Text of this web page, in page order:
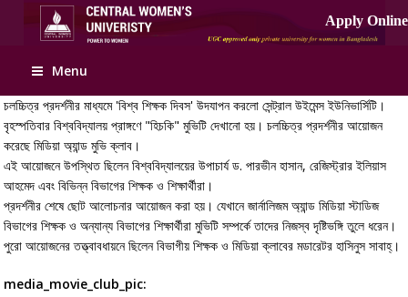
Menu
চলচ্চিত্র প্রদর্শনীর মাধ্যমে 'বিশ্ব শিক্ষক দিবস' উদযাপন করলো সেন্ট্রাল উইমেন্স ইউনিভার্সিটি।
বৃহস্পতিবার বিশ্ববিদ্যালয় প্রাঙ্গণে "হিচকি" মুভিটি দেখানো হয়। চলচ্চিত্র প্রদর্শনীর আয়োজন
করেছে মিডিয়া অ্যান্ড মুভি ক্লাব।
এই আয়োজনে উপস্থিত ছিলেন বিশ্ববিদ্যালয়ের উপাচার্য ড. পারভীন হাসান, রেজিস্ট্রার ইলিয়াস
আহমেদ এবং বিভিন্ন বিভাগের শিক্ষক ও শিক্ষার্থীরা।
প্রদর্শনীর শেষে ছোট আলোচনার আয়োজন করা হয়। যেখানে জার্নালিজম অ্যান্ড মিডিয়া স্টাডিজ
বিভাগের শিক্ষক ও অন্যান্য বিভাগের শিক্ষার্থীরা মুভিটি সম্পর্কে তাদের নিজস্ব দৃষ্টিভঙ্গি তুলে ধরেন।
পুরো আয়োজনের তত্ত্বাবধায়নে ছিলেন বিভাগীয় শিক্ষক ও মিডিয়া ক্লাবের মডারেটর হাসিনুস সাবাহ্।
media_movie_club_pic: